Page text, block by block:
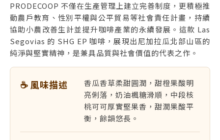
PRODECOOP 不僅在生產管理上建立完善制度，更積極推
動農戶教育、性別平權與公平貿易等社會責任計畫，持續
協助小農改善生計並提升咖啡產業的永續發展。這款 Las
Segovias 的 SHG EP 咖啡，展現出尼加拉瓜北部山區的
純淨與堅實精神，是兼具品質與社會價值的代表之作。
☕ 風味描述
香瓜香草柔甜圓潤，甜橙果酸明
亮俐落，奶油楓糖滑順，中段核
桃可可厚實堅果香，甜潤果酸平
衡，餘韻悠長。